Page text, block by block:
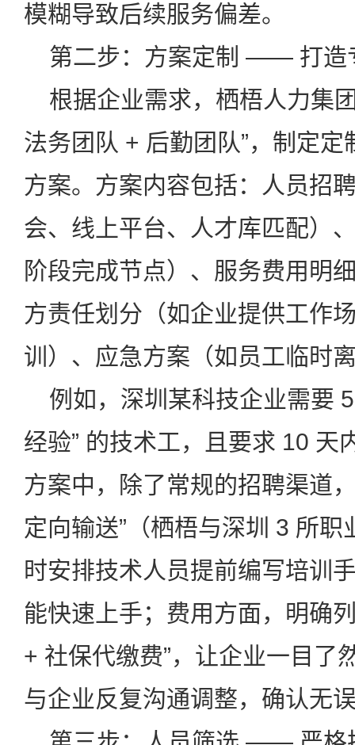
模糊导致后续服务偏差。
第二步：方案定制 —— 打造
根据企业需求，栖梧人力集
法务团队 + 后勤团队”，制定
方案。方案内容包括：人员招
会、线上平台、人才库匹配）
阶段完成节点）、服务费用明
方责任划分（如企业提供工作
训）、应急方案（如员工临时
例如，深圳某科技企业需要
经验” 的技术工，且要求 10 天
方案中，除了常规的招聘渠道
定向输送”（栖梧与深圳 3 所
时安排技术人员提前编写培训
能快速上手；费用方面，明确
+ 社保代缴费”，让企业一目了
与企业反复沟通调整，确认无